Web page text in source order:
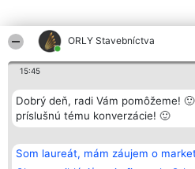
ORLY Stavebníctva
15:45
Dobrý deň, radi Vám pomôžeme!
príslušnú tému konverzácie! 🙂
Som laureát, mám záujem o
Organizátor hodnotenia
Bright Side Solutions sp. z o.
o. sp. k.
Wrocław 50-079
KRS 0000749100 | Regon
381313360 | NIP 8943132676
Laureáti
Lista
Laureatów
Podmienky
Obchodné